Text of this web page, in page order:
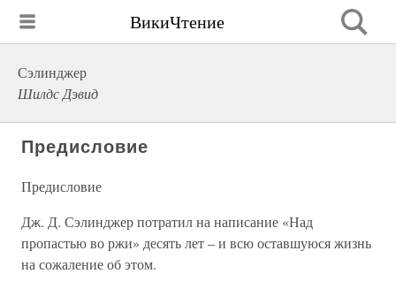
ВикиЧтение
Сэлинджер
Шилдс Дэвид
Предисловие
Предисловие
Дж. Д. Сэлинджер потратил на написание «Над
пропастью во ржи» десять лет – и всю оставшуюся жизнь
на сожаление об этом.